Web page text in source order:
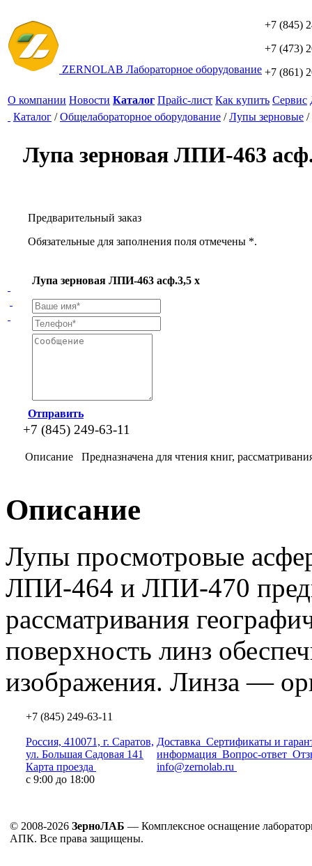
ZERNOLAB Лабораторное оборудование
+7 (845)
+7 (473)
+7 (861)
О компании Новости Каталог Прайс-лист Как купить Сервис
Каталог /Общелабораторное оборудование /Лупы зерновые /
Лупа зерновая ЛПИ-463
Предварительный заказ
Обязательные для заполнения поля отмечены *.
Лупа зерновая ЛПИ-463 асф.3,5 x
Отправить
+7 (845) 249-63-11
Описание Предназначена для чтения книг,
Описание
Лупы просмотровые
ЛПИ-464 и ЛПИ-470
рассматривания
поверхность линз
изображения. Линза —
+7 (845) 249-63-11
Россия, 410071, г. Саратов,
ул. Большая Садовая 141
Карта проезда
с 9:00 до 18:00
Доставка Сертификаты и
информация Вопрос-ответ
info@zernolab.ru
© 2008-2026 ЗерноЛАБ — Комплексное оснащение
АПК. Все права защищены.